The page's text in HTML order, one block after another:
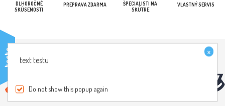
DLHOROČNÉ
SKÚSENOSTI
PREPRAVA ZDARMA
ŠPECIALISTI NA
SKÚTRE
VLASTNÝ SERVIS
testo ×
text testu
Do not show this popup again